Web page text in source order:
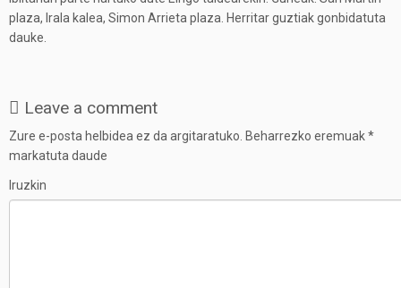
plaza, Irala kalea, Simon Arrieta plaza. Herritar guztiak gonbidatuta
dauke.
Leave a comment
Zure e-posta helbidea ez da argitaratuko. Beharrezko eremuak*
markatuta daude
Iruzkin